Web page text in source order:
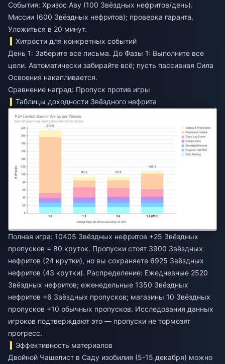
События: Хризос Аву (100 Звёздных нефритов/день).
Миссии (600 Звёздных нефритов); проверка гаранта.
Уложиться в 20 минут.
Хитрости для конкретных событий
День 1: Заберите все письма. До Фазы 1: Выполните все
цели. Автоматически забирайте всё; пусть пассивная Сила
Освоения накапливается.
Сравнение наград: Пропуск против игры
Таблицы доходности Звёздного нефрита
Полная игра: 10405 Звёздных нефритов +25 Звёздных
пропусков = 80 круток. Пропуски стоят 3900 Звёздных
нефритов (24 крутки), но вы сохраняете 6925 Звёздных
нефритов (43 крутки). Распределение: Ежедневные 2520
Звёздных нефритов; еженедельные 1350 Звёздных
нефритов +6 Звёздных пропусков; магазины 10 Звёздных
пропусков +10 обычных пропусков. Исследования данных
игроков подтверждают это — пропуски не тормозят
прогресс.
Эффективность материалов
Двойной Чашелист в Саду изобилия (5-15 декабря) можно